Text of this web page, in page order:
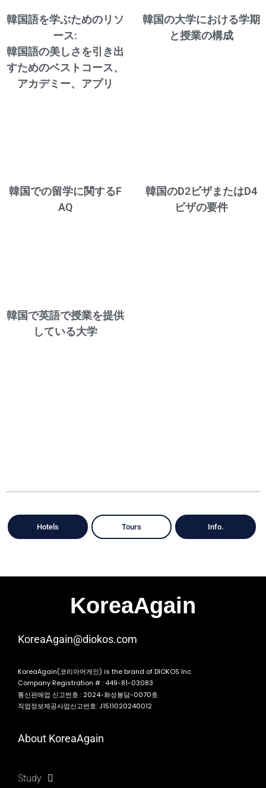
韓国語を学ぶためのリソ
ース:
韓国語の美しさを引き出
すためのベストコース、
アカデミー、アプリ
韓国の大学における学期
と授業の構成
韓国での留学に関するF
AQ
韓国のD2ビザまたはD4
ビザの要件
韓国で英語で授業を提供
している大学
Hotels Tours Info.
KoreaAgain
KoreaAgain@diokos.com
KoreaAgain(코리아어게인) is the brand of DIOKOS Inc.
Company Registration # : 449-81-03083
통신판매업 신고번호 : 2024-화성봉담-0070호
직업정보제공사업신고번호: J1511020240012
About KoreaAgain
Study